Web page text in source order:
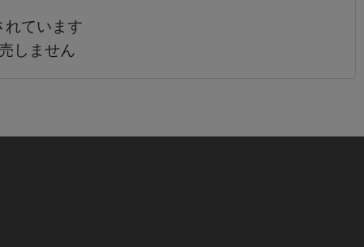
必須
れています
しません